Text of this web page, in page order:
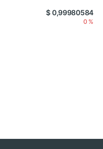
$ 0,99980584
0 %